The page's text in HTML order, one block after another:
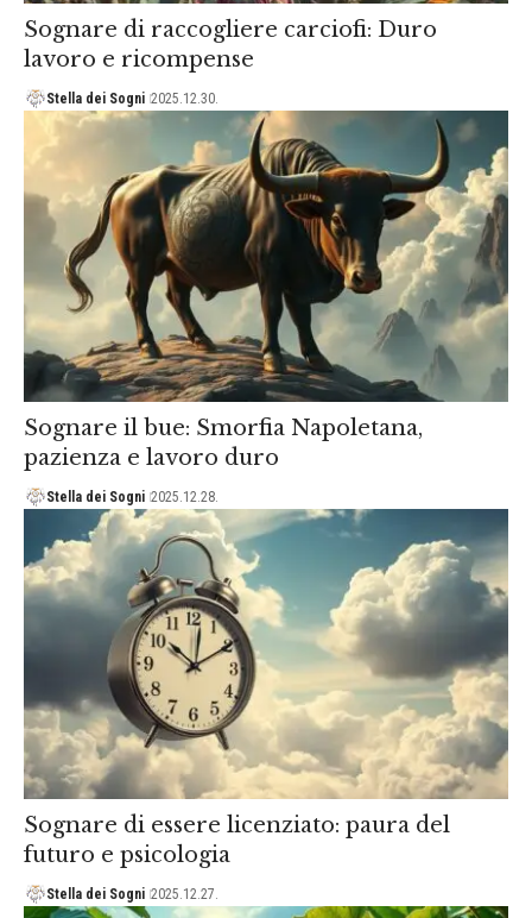
Sognare di raccogliere carciofi: Duro
lavoro e ricompense
Stella dei Sogni 2025.12.30.
Sognare il bue: Smorfia Napoletana,
pazienza e lavoro duro
Stella dei Sogni 2025.12.28.
Sognare di essere licenziato: paura del
futuro e psicologia
Stella dei Sogni 2025.12.27.